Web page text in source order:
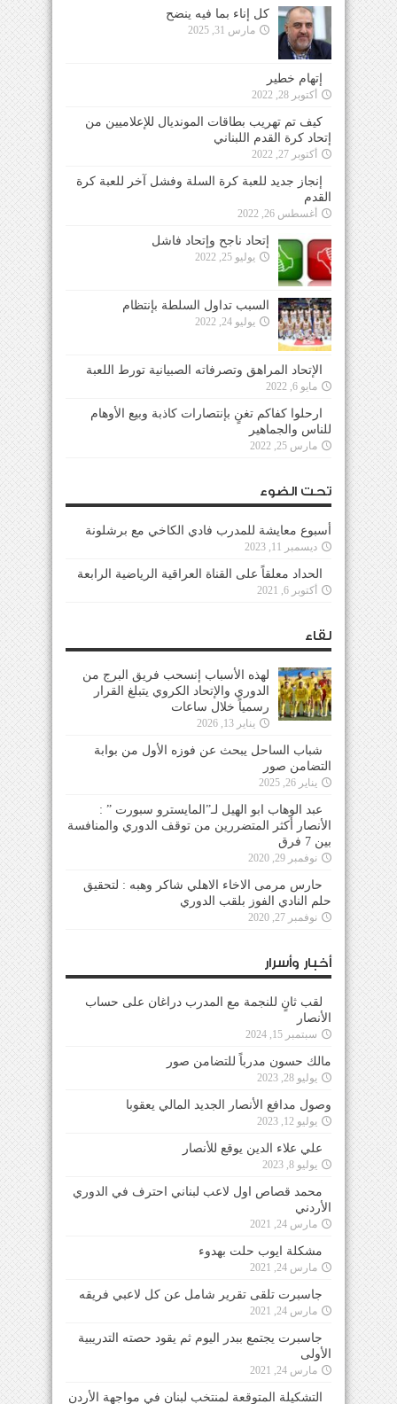
كل إناء بما فيه ينضح
مارس 31, 2025
إتهام خطير
أكتوبر 28, 2022
كيف تم تهريب بطاقات المونديال للإعلاميين من
إتحاد كرة القدم اللبناني
أكتوبر 27, 2022
إنجاز جديد للعبة كرة السلة وفشل آخر للعبة كرة
القدم
أغسطس 26, 2022
إتحاد ناجح وإتحاد فاشل
يوليو 25, 2022
السبب تداول السلطة بإنتظام
يوليو 24, 2022
الإتحاد المراهق وتصرفاته الصبيانية تورط اللعبة
مايو 6, 2022
ارحلوا كفاكم تغنٍ بإنتصارات كاذبة وبيع الأوهام
للناس والجماهير
مارس 25, 2022
تحت الضوء
أسبوع معايشة للمدرب فادي الكاخي مع برشلونة
ديسمبر 11, 2023
الحداد معلقاً على القناة العراقية الرياضية الرابعة
أكتوبر 6, 2021
لقاء
لهذه الأسباب إنسحب فريق البرج من
الدوري والإتحاد الكروي يتبلغ القرار
رسمياً خلال ساعات
يناير 13, 2026
شباب الساحل يبحث عن فوزه الأول من بوابة
التضامن صور
يناير 26, 2025
عبد الوهاب ابو الهيل لـ”المايسترو سبورت ” :
الأنصار أكثر المتضررين من توقف الدوري والمنافسة
بين 7 فرق
نوفمبر 29, 2020
حارس مرمى الاخاء الاهلي شاكر وهبه : لتحقيق
حلم النادي الفوز بلقب الدوري
نوفمبر 27, 2020
أخبار وأسرار
لقب ثانٍ للنجمة مع المدرب دراغان على حساب
الأنصار
سبتمبر 15, 2024
مالك حسون مدرباً للتضامن صور
يوليو 28, 2023
وصول مدافع الأنصار الجديد المالي يعقوبا
يوليو 12, 2023
علي علاء الدين يوقع للأنصار
يوليو 8, 2023
محمد قصاص اول لاعب لبناني احترف في الدوري
الأردني
مارس 24, 2021
مشكلة ايوب حلت بهدوء
مارس 24, 2021
جاسبرت تلقى تقرير شامل عن كل لاعبي فريقه
مارس 24, 2021
جاسبرت يجتمع ببدر اليوم ثم يقود حصته التدريبية
الأولى
مارس 24, 2021
التشكيلة المتوقعة لمنتخب لبنان في مواجهة الأردن